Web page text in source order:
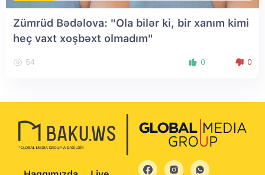
Zümrüd Bədəlova: "Ola bilər ki, bir xanım kimi
heç vaxt xoşbəxt olmadım"
54 0 0